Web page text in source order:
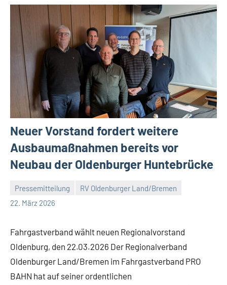
Neuer Vorstand fordert weitere
Ausbaumaßnahmen bereits vor
Neubau der Oldenburger Huntebrücke
Pressemitteilung
RV Oldenburger Land/Bremen
22. März 2026
Malte
2
Fahrgastverband wählt neuen Regionalvorstand
Oldenburg, den 22.03.2026 Der Regionalverband
Oldenburger Land/Bremen im Fahrgastverband PRO
BAHN hat auf seiner ordentlichen